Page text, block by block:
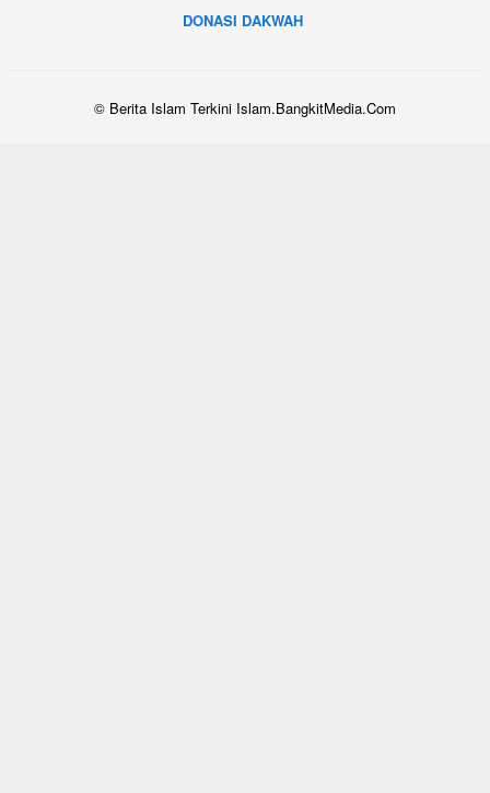
DONASI DAKWAH
© Berita Islam Terkini Islam.BangkitMedia.Com